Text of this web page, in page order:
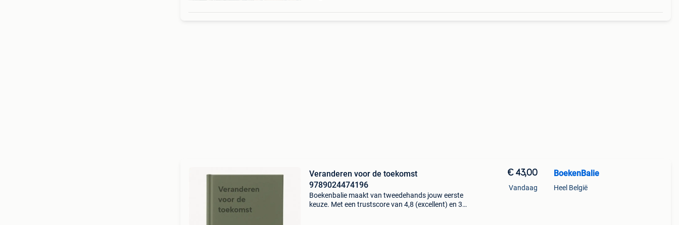
Veranderen voor de toekomst
9789024474196
Boekenbalie maakt van tweedehands jouw eerste
keuze. Met een trustscore van 4,8 (excellent) en 30
€ 43,00
Vandaag
BoekenBalie
Heel België